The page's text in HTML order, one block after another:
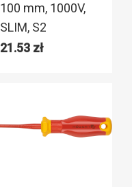
100 mm, 1000V,
SLIM, S2
21.53 zł